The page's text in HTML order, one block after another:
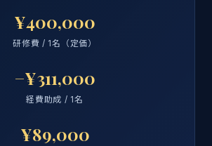
¥400,000
研修費 / 1名（定価）
−¥311,000
経費助成 / 1名
¥89,000